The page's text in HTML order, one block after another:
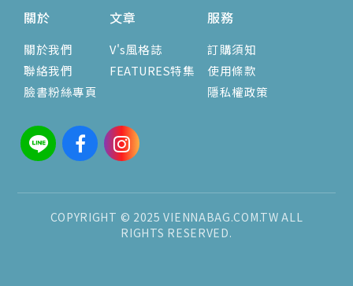
關於
關於我們
聯絡我們
臉書粉絲專頁
文章
V's風格誌
FEATURES特集
服務
訂購須知
使用條款
隱私權政策
COPYRIGHT © 2025 VIENNABAG.COM.TW ALL
RIGHTS RESERVED.